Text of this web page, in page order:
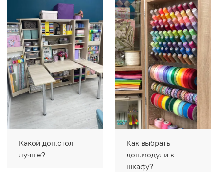
Какой доп.стол
лучше?
Как выбрать
доп.модули к
шкафу?